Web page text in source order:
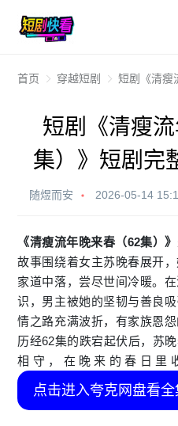
首页 穿越短剧 短剧《清瘦流年
短剧《清瘦
集）》短剧完
随煜而安 2026-05-14
《清瘦流年晚来春（62集）》
故事围绕着女主苏晚春展开
家道中落，尝尽世间冷暖。
识，男主被她的坚韧与善良
情之路充满波折，有家族恩
历经62集的跌宕起伏后，苏
相守，在晚来的春日里
点击进入夸克网盘看全